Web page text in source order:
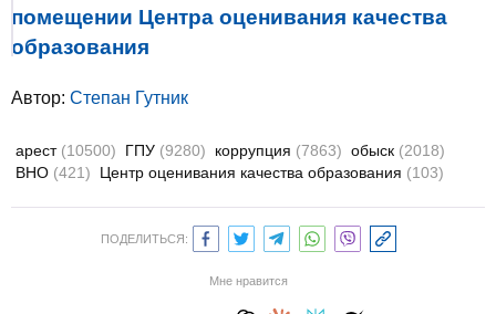
помещении Центра оценивания качества
образования
Автор: Степан Гутник
арест (10500) ГПУ (9280) коррупция (7863) обыск (2018)
ВНО (421) Центр оценивания качества образования (103)
ПОДЕЛИТЬСЯ:
Мне нравится